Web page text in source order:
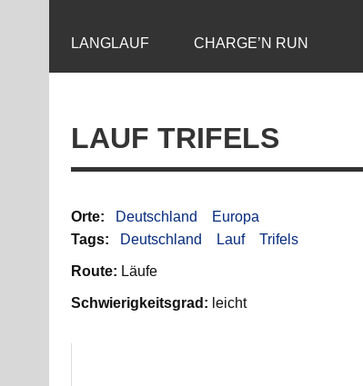
LANGLAUF CHARGE’N RUN
LAUF TRIFELS
Orte: Deutschland
Europa
Tags:
Deutschland Lauf Trifels
Route: Läufe
Schwierigkeitsgrad: leicht